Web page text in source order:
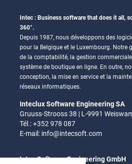
Intec : Business software that does it all,
360°.
Depuis 1987, nous développons des
pour la Belgique et le Luxembourg. Notre
de la comptabilité, la gestion
système de boutique en ligne. En outre,
conception, la mise en service et la
réseaux informatiques.
Inteclux Software Engineering SA
Gruuss-Strooss 38 | L-9991
Tél.: +352 978 087
E-mail: info@intecsoft.com
Intec Software Engineering GmbH